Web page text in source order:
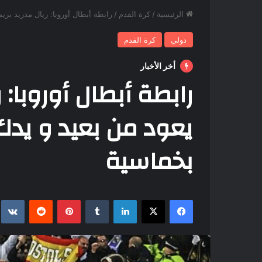
الرئيسية / كرة القدم / رابطة أبطال أوروبا: ريال مدريد
دولي كرة القدم
أخر الأخبار
رابطة أبطال أوروبا:
يعود من بعيد و
بخماسية
فيسبوك ‫X لينكدإن بينتيريست